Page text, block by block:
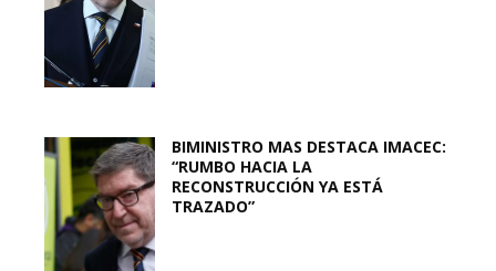
BIMINISTRO MAS DESTACA IMACEC:
“RUMBO HACIA LA
RECONSTRUCCIÓN YA ESTÁ
TRAZADO”